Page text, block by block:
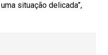
situação delicada”,